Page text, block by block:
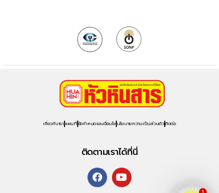
เกี่ยวกับเรา แผนที่ ข้อกำหนดและเงื่อนไข นโยบายความเป็นส่วนตัวติดต่อ
ติดตามเราได้ที่นี่